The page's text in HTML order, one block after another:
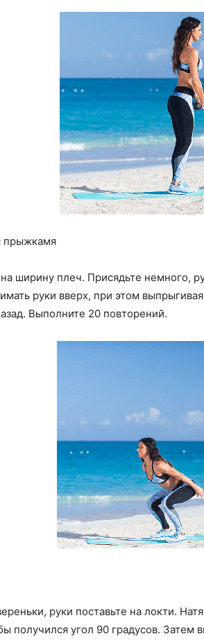
прыжкамя
ширину плеч. Присядьте немного,
руки вверх, при этом
Выполните 20 повторений.
руки поставьте на локти.
получился угол 90 градусов. Затем